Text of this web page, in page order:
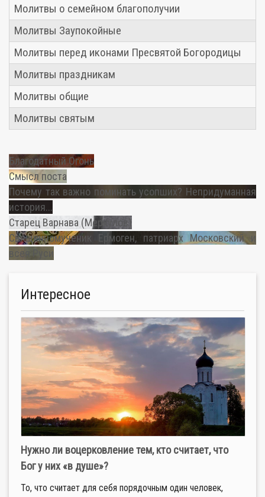
Молитвы о семейном благополучии
Молитвы Заупокойные
Молитвы перед иконами Пресвятой Богородицы
Молитвы праздникам
Молитвы общие
Молитвы святым
Благодатный Огонь
Смысл поста
Почему так важно поминать усопших? Непридуманная
история...
Старец Варнава (Меркулов)
Священномученик Ермоген, патриарх Московский и
всея Руси
Интересное
Нужно ли воцерковление тем, кто считает, что
Бог у них «в душе»?
То, что считает для себя порядочным один человек,